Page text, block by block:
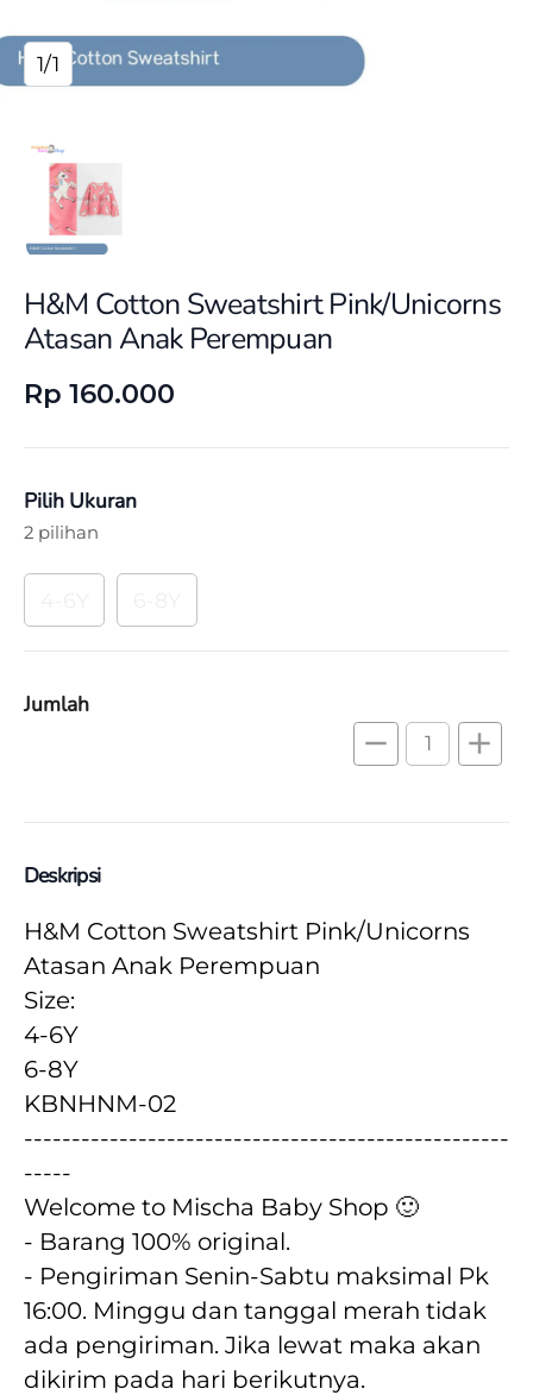
1/1
H&M Cotton Sweatshirt Pink/Unicorns
Atasan Anak Perempuan
Rp 160.000
Pilih Ukuran
2 pilihan
Jumlah
remove add
Deskripsi
H&M Cotton Sweatshirt Pink/Unicorns
Atasan Anak Perempuan
Size:
4-6Y
6-8Y
KBNHNM-02
---------------------------------------------------
-----
Welcome to Mischa Baby Shop 🙂
- Barang 100% original.
- Pengiriman Senin-Sabtu maksimal Pk
16:00. Minggu dan tanggal merah tidak
ada pengiriman. Jika lewat maka akan
dikirim pada hari berikutnya.